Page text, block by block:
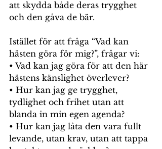
att skydda både deras trygghet
och den gåva de bär.
Istället för att fråga “Vad kan
hästen göra för mig?”, frågar vi:
• Vad kan jag göra för att den här
hästens känslighet överlever?
• Hur kan jag ge trygghet,
tydlighet och frihet utan att
blanda in min egen agenda?
• Hur kan jag låta den vara fullt
levande, utan krav, utan att tappa